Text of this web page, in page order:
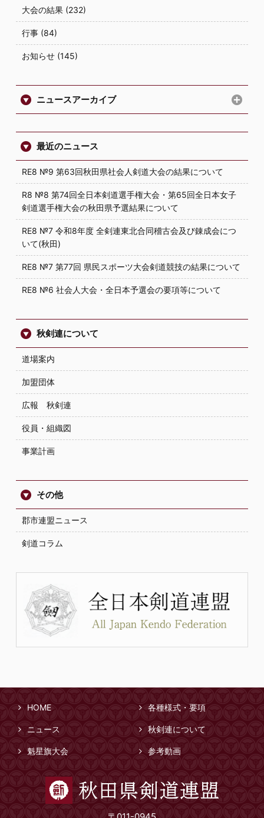
大会の結果 (232)
行事 (84)
お知らせ (145)
ニュースアーカイブ
最近のニュース
RE8 №9 第63回秋田県社会人剣道大会の結果について
R8 №8 第74回全日本剣道選手権大会・第65回全日本女子
剣道選手権大会の秋田県予選結果について
RE8 №7 令和8年度 全剣連東北合同稽古会及び錬成会につ
いて(秋田)
RE8 №7 第77回 県民スポーツ大会剣道競技の結果について
RE8 №6 社会人大会・全日本予選会の要項等について
秋剣連について
道場案内
加盟団体
広報 秋剣連
役員・組織図
事業計画
その他
郡市連盟ニュース
剣道コラム
HOME
ニュース
魁星旗大会
各種様式・要項
秋剣連について
参考動画